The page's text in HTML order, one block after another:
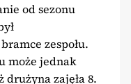
od sezonu
zespołu.
może jednak
drużyna zajęła 8.